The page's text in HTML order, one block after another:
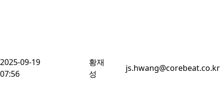
2025-09-19
07:56
황재
성
js.hwang@corebeat.co.kr